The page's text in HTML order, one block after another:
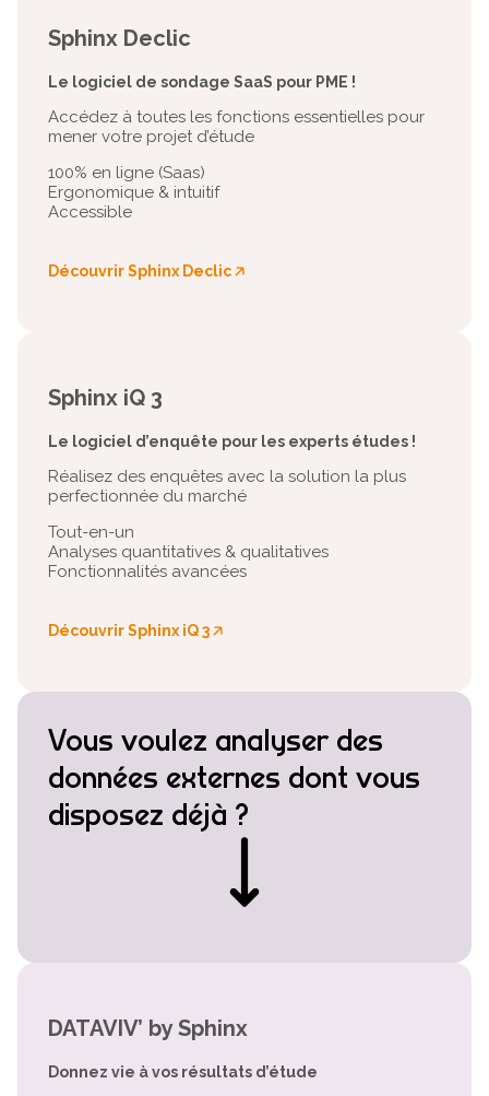
Sphinx Declic
Le logiciel de sondage SaaS pour PME !
Accédez à toutes les fonctions essentielles pour
mener votre projet d’étude
100% en ligne (Saas)
Ergonomique & intuitif
Accessible
Découvrir Sphinx Declic🡥
Sphinx iQ 3
Le logiciel d’enquête pour les experts études !
Réalisez des enquêtes avec la solution la plus
perfectionnée du marché
Tout-en-un
Analyses quantitatives & qualitatives
Fonctionnalités avancées
Découvrir Sphinx iQ 3🡥
Vous voulez analyser des
données externes dont vous
disposez déjà ?
DATAVIV’ by Sphinx
Donnez vie à vos résultats d’étude